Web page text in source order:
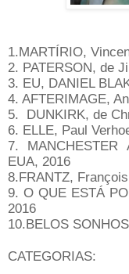
1.MARTÍRIO,
2. PATERSON, de
3. EU, DANIEL
4. AFTERIMAGE,
5. DUNKIRK, de
6. ELLE, Paul
7. MANCHESTER
EUA, 2016
8.FRANTZ,
9. O QUE ESTÁ
2016
10.BELOS
CATEGORIAS: